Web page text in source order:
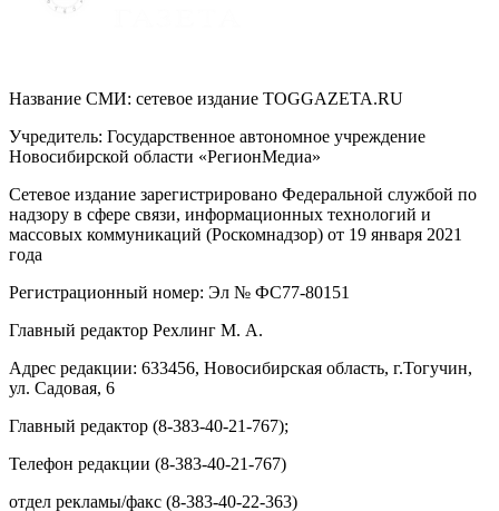
Название СМИ: cетевое издание TOGGAZETA.RU
Учредитель: Государственное автономное учреждение
Новосибирской области «РегионМедиа»
Сетевое издание зарегистрировано Федеральной службой по
надзору в сфере связи, информационных технологий и
массовых коммуникаций (Роскомнадзор) от 19 января 2021
года
Регистрационный номер: Эл № ФС77-80151
Главный редактор Рехлинг М. А.
Адрес редакции: 633456, Новосибирская область, г.Тогучин,
ул. Садовая, 6
Главный редактор (8-383-40-21-767);
Телефон редакции (8-383-40-21-767)
отдел рекламы/факс (8-383-40-22-363)